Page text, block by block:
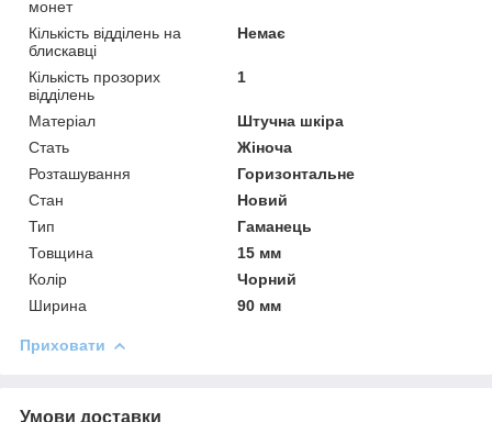
монет
Кількість відділень на
блискавці
Немає
Кількість прозорих
відділень
1
Матеріал
Штучна шкіра
Стать
Жіноча
Розташування
Горизонтальне
Стан
Новий
Тип
Гаманець
Товщина
15 мм
Колір
Чорний
Ширина
90 мм
Приховати
Умови доставки